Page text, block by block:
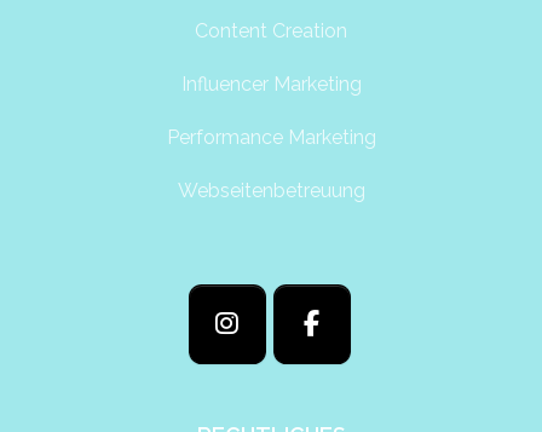
Content Creation
Influencer Marketing
Performance Marketing
Webseitenbetreuung